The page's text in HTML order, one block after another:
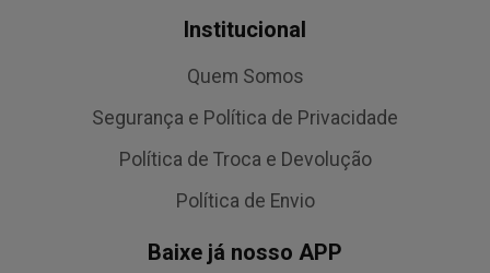
Institucional
Quem Somos
Segurança e Política de Privacidade
Política de Troca e Devolução
Política de Envio
Baixe já nosso APP